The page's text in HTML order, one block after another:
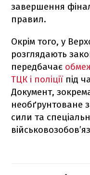
завершення
правил.
Окрім того, у
розглядають
передбачає
ТЦК і поліції під
Документ,
необґрунтоване
сили та